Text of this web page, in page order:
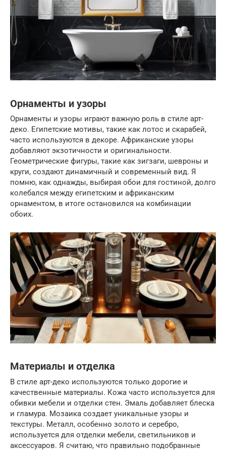
Орнаменты и узоры
Орнаменты и узоры играют важную роль в стиле арт-
деко. Египетские мотивы, такие как лотос и скарабей,
часто используются в декоре. Африканские узоры
добавляют экзотичности и оригинальности.
Геометрические фигуры, такие как зигзаги, шевроны и
круги, создают динамичный и современный вид. Я
помню, как однажды, выбирая обои для гостиной, долго
колебался между египетским и африканским
орнаментом, в итоге остановился на комбинации
обоих.
Материалы и отделка
В стиле арт-деко используются только дорогие и
качественные материалы. Кожа часто используется для
обивки мебели и отделки стен. Эмаль добавляет блеска
и гламура. Мозаика создает уникальные узоры и
текстуры. Металл, особенно золото и серебро,
используется для отделки мебели, светильников и
аксессуаров. Я считаю, что правильно подобранные